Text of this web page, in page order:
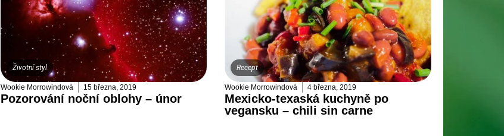
Životní styl
Wookie Morrowindová 15 března, 2019
Pozorování noční oblohy – únor
Recept
Wookie Morrowindová 4 března, 2019
Mexicko-texaská kuchyně po
vegansku – chili sin carne